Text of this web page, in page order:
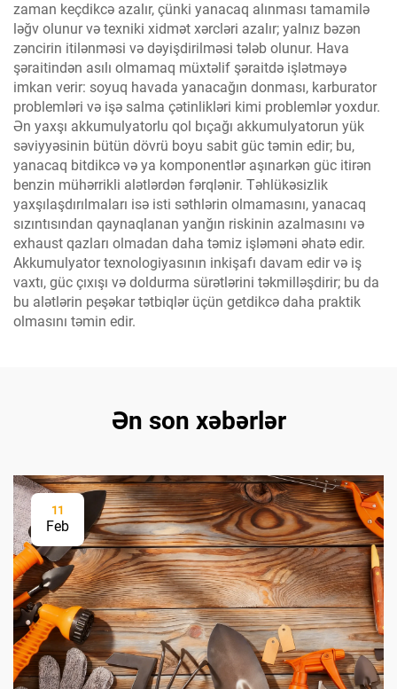
zaman keçdikcə azalır, çünki yanacaq alınması tamamilə
ləğv olunur və texniki xidmət xərcləri azalır; yalnız bəzən
zəncirin itilənməsi və dəyişdirilməsi tələb olunur. Hava
şəraitindən asılı olmamaq müxtəlif şəraitdə işlətməyə
imkan verir: soyuq havada yanacağın donması, karburator
problemləri və işə salma çətinlikləri kimi problemlər yoxdur.
Ən yaxşı akkumulyatorlu qol bıçağı akkumulyatorun yük
səviyyəsinin bütün dövrü boyu sabit güc təmin edir; bu,
yanacaq bitdikcə və ya komponentlər aşınarkən güc itirən
benzin mühərrikli alətlərdən fərqlənir. Təhlükəsizlik
yaxşılaşdırılmaları isə isti səthlərin olmamasını, yanacaq
sızıntısından qaynaqlanan yanğın riskinin azalmasını və
exhaust qazları olmadan daha təmiz işləməni əhatə edir.
Akkumulyator texnologiyasının inkişafı davam edir və iş
vaxtı, güc çıxışı və doldurma sürətlərini təkmilləşdirir; bu da
bu alətlərin peşəkar tətbiqlər üçün getdikcə daha praktik
olmasını təmin edir.
Ən son xəbərlər
11
Feb